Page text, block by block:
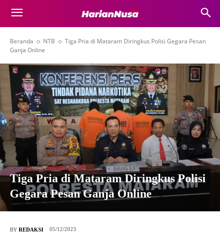
Beranda NTB
Tiga Pria di Mataram Diringkus Polisi Gegara Pesan
Ganja Online
Tiga Pria di Mataram Diringkus Polisi
Gegara Pesan Ganja Online
BY REDAKSI 05/12/2023